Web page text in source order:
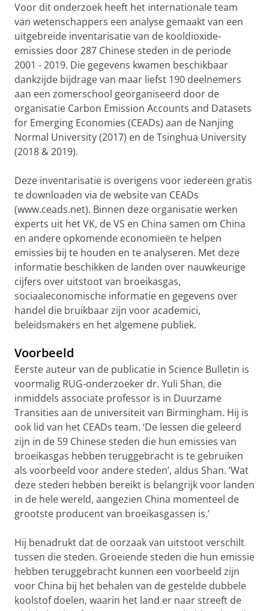
Voor dit onderzoek heeft het internationale team
van wetenschappers een analyse gemaakt van een
uitgebreide inventarisatie van de kooldioxide-
emissies door 287 Chinese steden in de periode
2001 - 2019. Die gegevens kwamen beschikbaar
dankzijde bijdrage van maar liefst 190 deelnemers
aan een zomerschool georganiseerd door de
organisatie Carbon Emission Accounts and Datasets
for Emerging Economies (CEADs) aan de Nanjing
Normal University (2017) en de Tsinghua University
(2018 & 2019).
Deze inventarisatie is overigens voor iedereen gratis
te downloaden via de website van CEADs
(www.ceads.net). Binnen deze organisatie werken
experts uit het VK, de VS en China samen om China
en andere opkomende economieën te helpen
emissies bij te houden en te analyseren. Met deze
informatie beschikken de landen over nauwkeurige
cijfers over uitstoot van broeikasgas,
sociaaleconomische informatie en gegevens over
handel die bruikbaar zijn voor academici,
beleidsmakers en het algemene publiek.
Voorbeeld
Eerste auteur van de publicatie in Science Bulletin is
voormalig RUG-onderzoeker dr. Yuli Shan, die
inmiddels associate professor is in Duurzame
Transities aan de universiteit van Birmingham. Hij is
ook lid van het CEADs team. ‘De lessen die geleerd
zijn in de 59 Chinese steden die hun emissies van
broeikasgas hebben teruggebracht is te gebruiken
als voorbeeld voor andere steden’, aldus Shan. ‘Wat
deze steden hebben bereikt is belangrijk voor landen
in de hele wereld, aangezien China momenteel de
grootste producent van broeikasgassen is.’
Hij benadrukt dat de oorzaak van uitstoot verschilt
tussen die steden. Groeiende steden die hun emissie
hebben teruggebracht kunnen een voorbeeld zijn
voor China bij het behalen van de gestelde dubbele
koolstof doelen, waarin het land er naar streeft de